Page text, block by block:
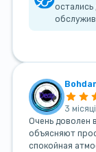
3
Очень доволен
объясняют
спокойная